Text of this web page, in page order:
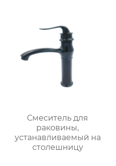
Смеситель для
раковины,
устанавливаемый на
столешницу